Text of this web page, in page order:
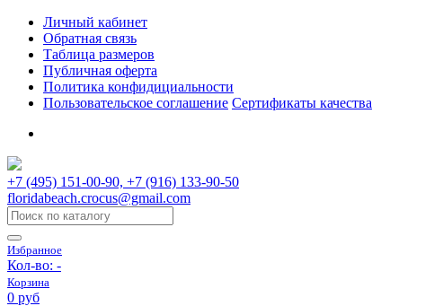
Личный кабинет
Обратная связь
Таблица размеров
Публичная оферта
Политика конфидициальности
Пользовательское соглашение Сертификаты качества
+7 (495) 151-00-90, +7 (916) 133-90-50
floridabeach.crocus@gmail.com
Избранное
Кол-во: -
Корзина
0 руб